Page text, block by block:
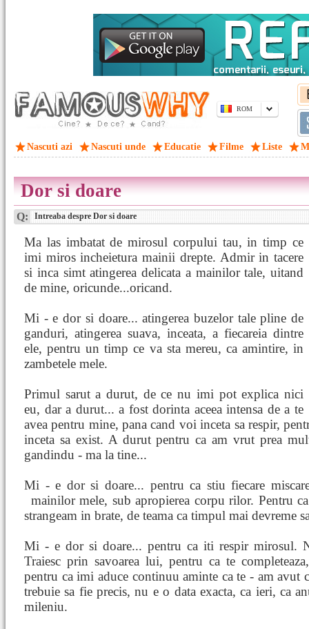
ROM
Nascuti azi Nascuti unde Educatie Filme Liste
Dor si doare
Q: Intreaba despre Dor si doare
Ma las imbatat de mirosul corpului tau, in timp ce
imi miros incheietura mainii drepte. Admir in tacere
si inca simt atingerea delicata a mainilor tale, uitand
de mine, oricunde...oricand.
Mi - e dor si doare... atingerea buzelor tale pline de
ganduri, atingerea suava, inceata, a fiecareia dintre
ele, pentru un timp ce va sta mereu, ca amintire, in
zambetele mele.
Primul sarut a durut, de ce nu imi pot explica nici
eu, dar a durut... a fost dorinta aceea intensa de a te
avea pentru mine, pana cand voi inceta sa respir,
inceta sa exist. A durut pentru ca am vrut prea
gandindu - ma la tine...
Mi - e dor si doare... pentru ca stiu fiecare
mainilor mele, sub apropierea corpurilor. Pentru
strangeam in brate, de teama ca timpul mai devreme
Mi - e dor si doare... pentru ca iti respir mirosul.
Traiesc prin savoarea lui, pentru ca te
pentru ca imi aduce continuu aminte ca te - am avut
trebuie sa fie precis, nu e o data exacta, ca ieri, ca
mileniu.